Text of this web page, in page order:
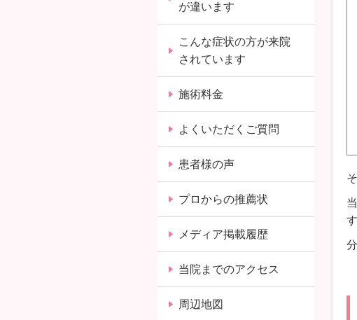
す
が違います
こんな症状の方が来院
されています
施術料金
よくいただくご質問
患者様の声
プロからの推薦状
メディア掲載履歴
当院までのアクセス
周辺地図